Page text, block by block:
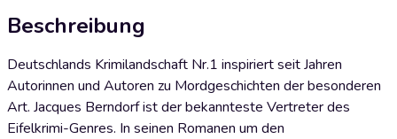
Beschreibung
Deutschlands Krimilandschaft Nr.1 inspiriert seit Jahren
Autorinnen und Autoren zu Mordgeschichten der besonderen
Art. Jacques Berndorf ist der bekannteste Vertreter des
Eifelkrimi-Genres. In seinen Romanen um den